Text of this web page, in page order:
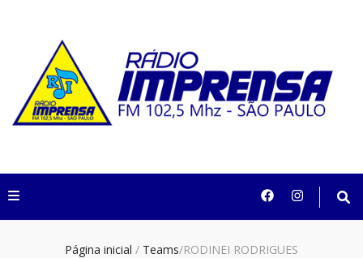
Rádio Imprensa
102,5 São Paulo
Página inicial / Teams/RODINEI RODRIGUES